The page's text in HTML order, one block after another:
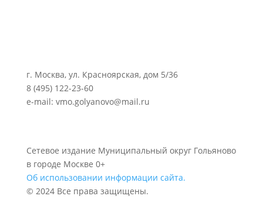
г. Москва, ул. Красноярская, дом 5/36
8 (495) 122-23-60
e-mail: vmo.golyanovo@mail.ru
Сетевое издание Муниципальный округ Гольяново
в городе Москве 0+
Об использовании информации сайта.
© 2024 Все права защищены.